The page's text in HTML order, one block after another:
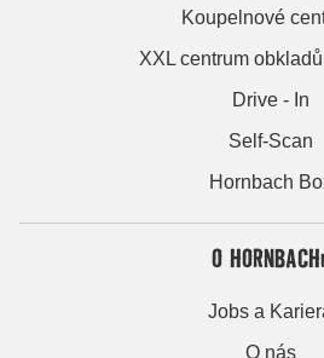
Koupelnové
XXL centrum
Drive - In
Self-Scan
Hornbach
O
Jobs a
O nás